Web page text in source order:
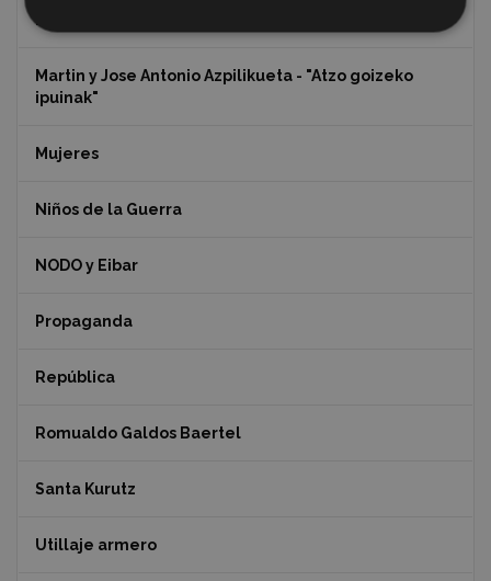
Koko Dantzak
Martin y Jose Antonio Azpilikueta - "Atzo goizeko
ipuinak"
Mujeres
Niños de la Guerra
NODO y Eibar
Propaganda
República
Romualdo Galdos Baertel
Santa Kurutz
Utillaje armero